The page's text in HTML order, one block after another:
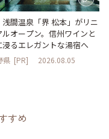
間温泉「界 松本」がリニ
ルオープン。信州ワインと
浸るエレガントな湯宿へ
県 [PR] 2026.08.05
すめ